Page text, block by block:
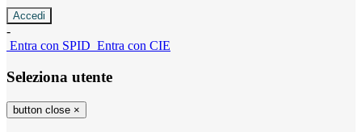
-
Entra con SPID Entra con CIE
Seleziona utente
button close ×